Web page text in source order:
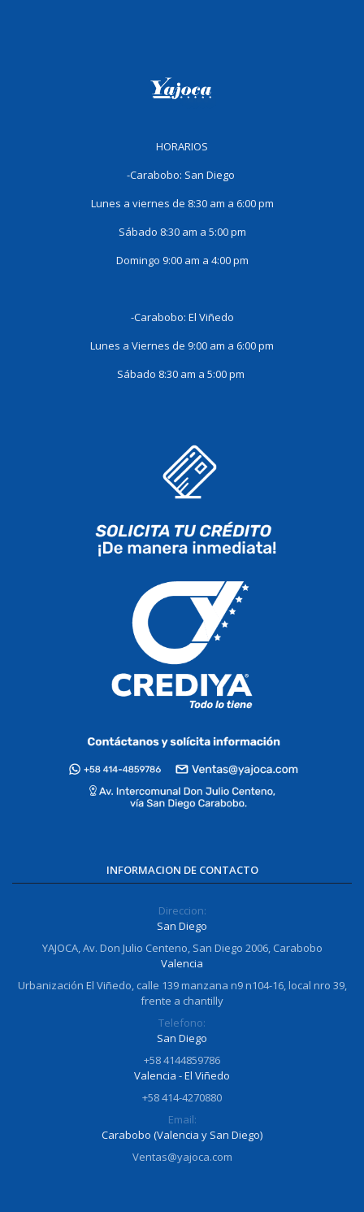
HORARIOS
-Carabobo: San Diego
Lunes a viernes de 8:30 am a 6:00 pm
Sábado 8:30 am a 5:00 pm
Domingo 9:00 am a 4:00 pm
-Carabobo: El Viñedo
Lunes a Viernes de 9:00 am a 6:00 pm
Sábado 8:30 am a 5:00 pm
INFORMACION DE CONTACTO
Direccion:
San Diego
YAJOCA, Av. Don Julio Centeno, San Diego 2006, Carabobo
Valencia
Urbanización El Viñedo, calle 139 manzana n9 n104-16, local nro 39,
frente a chantilly
Telefono:
San Diego
+58 4144859786
Valencia - El Viñedo
+58 414-4270880
Email:
Carabobo (Valencia y San Diego)
Ventas@yajoca.com